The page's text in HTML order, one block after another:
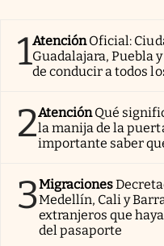
1AtenciónOficial:
Guadalajara, Puebla
de conducir a todos
2AtenciónQué
la manija de la
importante saber
3Migraciones
Medellín, Cali y
extranjeros que
del pasaporte